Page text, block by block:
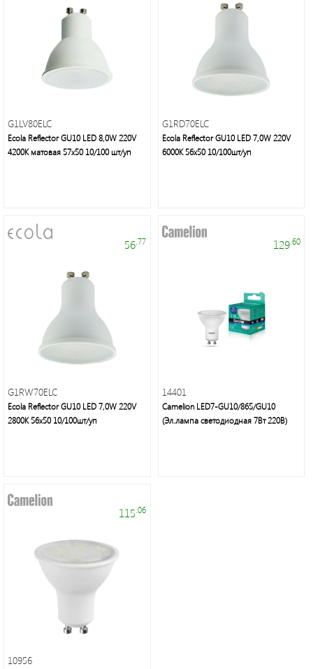
Это
свет
Осветительная
люстры,
бра,
торшеры,
настольные
Элементы
настольные
светильники,
и
G1LV80ELC
Ecola Reflector GU10 LED 8,0W 220V
4200K матовая 57x50 10/100 шт/уп
G1RD70ELC
Ecola Reflector GU10 LED 7,0W 220V
6000K 56x50 10/100шт/уп
56.77
G1RW70ELC
Ecola Reflector GU10 LED 7,0W 220V
2800K 56x50 10/100шт/уп
129.60
14401
Camelion LED7-GU10/865/GU10
(Эл.лампа светодиодная 7Вт 220В)
115 .06
10956